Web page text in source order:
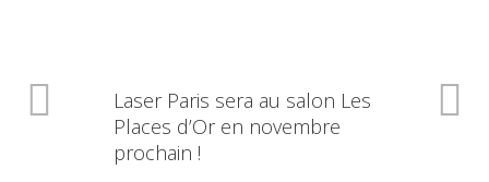
Laser Paris sera au salon Les
Places d’Or en novembre
prochain !